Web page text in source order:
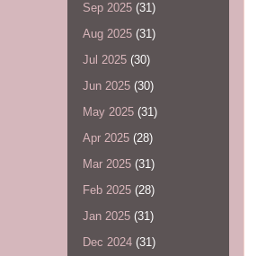
Sep 2025 (31)
Aug 2025 (31)
Jul 2025 (30)
Jun 2025 (30)
May 2025 (31)
Apr 2025 (28)
Mar 2025 (31)
Feb 2025 (28)
Jan 2025 (31)
Dec 2024 (31)